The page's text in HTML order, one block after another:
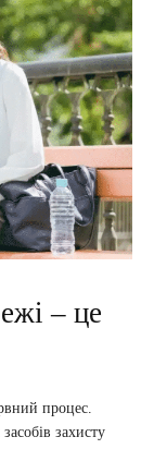
– це
процес.
захисту